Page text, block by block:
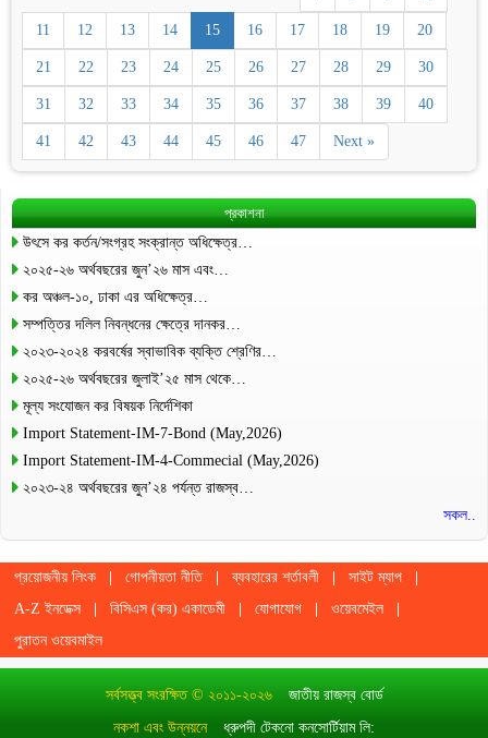
11 12 13 14 15 16 17 18 19 20
21 22 23 24 25 26 27 28 29 30
31 32 33 34 35 36 37 38 39 40
41 42 43 44 45 46 47 Next »
প্রকাশনা
উৎসে কর কর্তন/সংগ্রহ সংক্রান্ত অধিক্ষেত্র…
২০২৫-২৬ অর্থবছরের জুন’২৬ মাস এবং…
কর অঞ্চল-১০, ঢাকা এর অধিক্ষেত্র…
সম্পত্তির দলিল নিবন্ধনের ক্ষেত্রে দানকর…
২০২৩-২০২৪ করবর্ষের স্বাভাবিক ব্যক্তি শ্রেণির…
২০২৫-২৬ অর্থবছরের জুলাই’২৫ মাস থেকে…
মূল্য সংযোজন কর বিষয়ক নির্দেশিকা
Import Statement-IM-7-Bond (May,2026)
Import Statement-IM-4-Commecial (May,2026)
২০২৩-২৪ অর্থবছরের জুন’২৪ পর্যন্ত রাজস্ব…
সকল..
প্রয়োজনীয় লিংক গোপনীয়তা নীতি ব্যবহারের শর্তাবলী
সাইট ম্যাপ
A-Z ইনডেক্স
বিসিএস (কর) একাডেমী যোগাযোগ
ওয়েবমেইল
পুরাতন ওয়েবমাইল
সর্বসত্ত্ব সংরক্ষিত © ২০১১-২০২৬ জাতীয় রাজস্ব বোর্ড
নকশা এবং উন্নয়নে ধ্রুপদী টেকনো কনসোর্টিয়াম লি: